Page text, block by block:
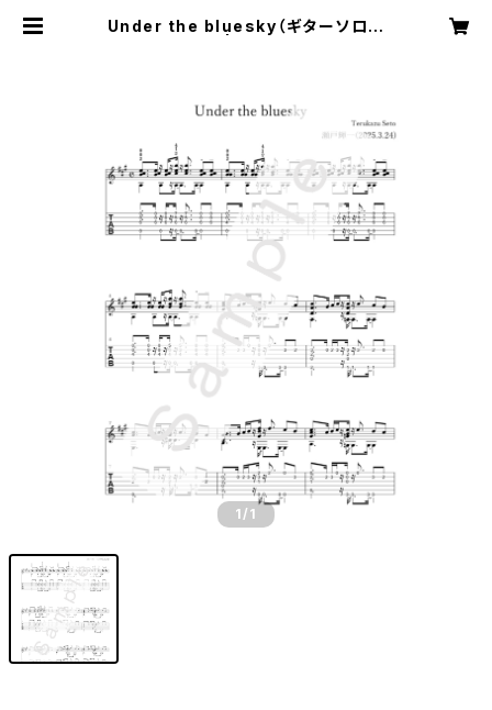
Under the bluesky（ギターソロ楽
1 /1